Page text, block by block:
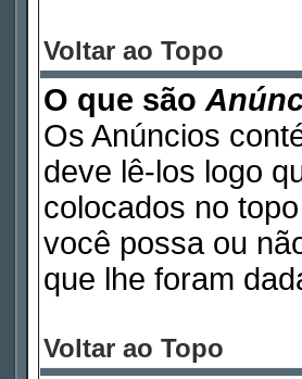
Voltar ao Topo
O que são
Os Anúncios
deve lê-los logo
colocados no
você possa ou
que lhe foram
Voltar ao Topo